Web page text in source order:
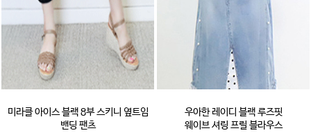
미라클 아이스 블랙 8부 스키니 옆트임
밴딩 팬츠
우아한 레이디 블랙 루즈핏
웨이브 셔링 프릴 블라우스